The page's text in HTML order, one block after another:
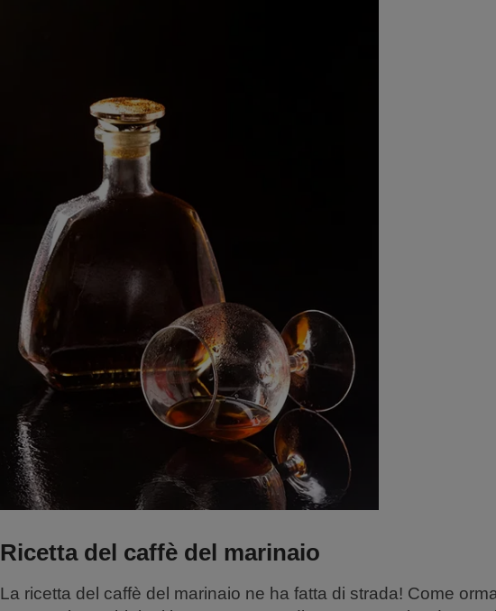
Ricetta del caffè del marinaio
La ricetta del caffè del marinaio ne ha fatta di strada! Come